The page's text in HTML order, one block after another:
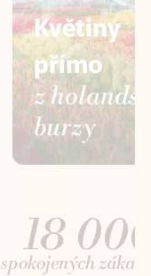
Květiny
přímo
z
burzy
18
spokojených